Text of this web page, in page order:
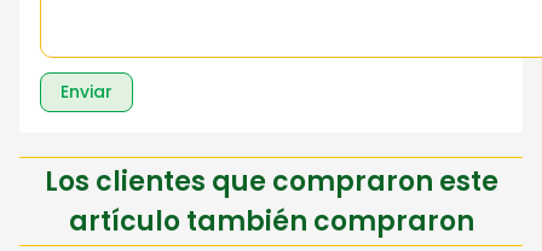
Enviar
Los clientes que compraron este
artículo también compraron